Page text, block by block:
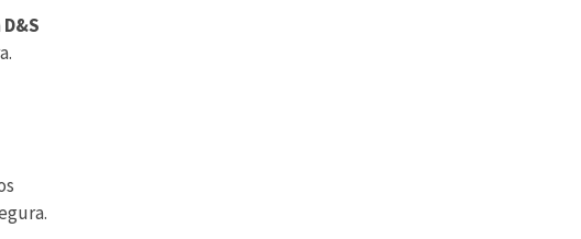
D&S